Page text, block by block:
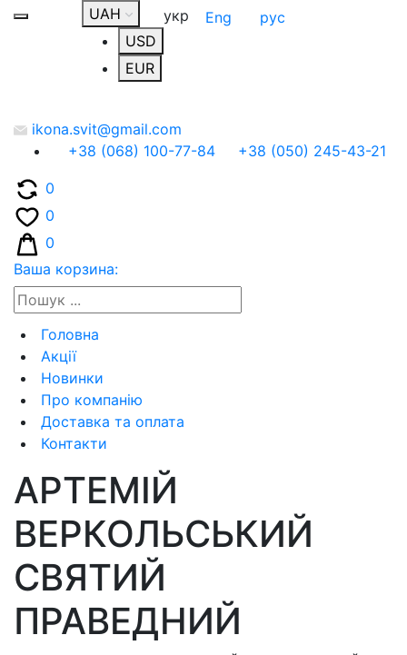
UAH
USD
EUR
укр Eng рус
ikona.svit@gmail.com
+38 (068) 100-77-84
+38 (050) 245-43-21
0
0
0
Ваша корзина:
Головна
Акції
Новинки
Про компанію
Доставка та оплата
Контакти
АРТЕМІЙ
ВЕРКОЛЬСЬКИЙ
СВЯТИЙ
ПРАВЕДНИЙ